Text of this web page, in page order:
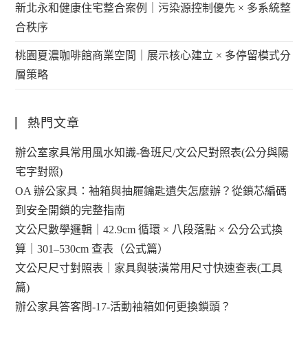
新北永和健康住宅整合案例｜污染源控制優先 × 多系統整
合秩序
桃園夏濃咖啡館商業空間｜展示核心建立 × 多停留模式分
層策略
熱門文章
辦公室家具常用風水知識-魯班尺/文公尺對照表(公分與陽
宅字對照)
OA 辦公家具：袖箱與抽屜鑰匙遺失怎麼辦？從鎖芯編碼
到安全開鎖的完整指南
文公尺數學邏輯｜42.9cm 循環 × 八段落點 × 公分公式換
算｜301–530cm 查表（公式篇）
文公尺尺寸對照表｜家具與裝潢常用尺寸快速查表(工具
篇)
辦公家具答客問-17-活動袖箱如何更換鎖頭？